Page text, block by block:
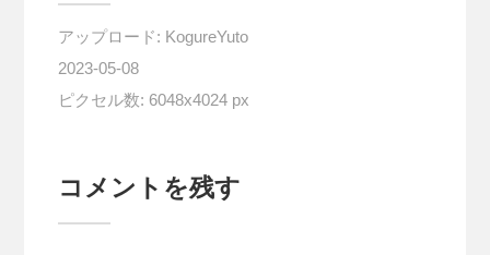
アップロード: KogureYuto
2023-05-08
ピクセル数: 6048x4024 px
コメントを残す